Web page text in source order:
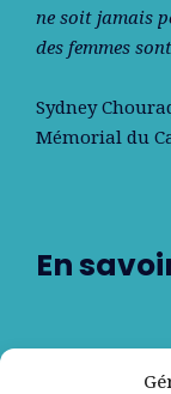
ne soit jamais
des femmes
Sydney
Mémorial du
En